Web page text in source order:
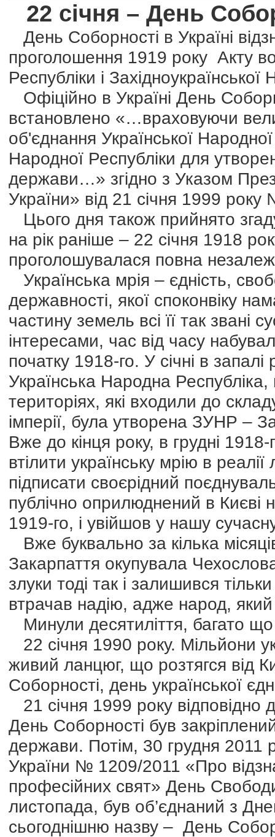
22 січня – День
День Соборності в Україні
проголошення 1919 року Акту
Республіки і
Офіційно в Україні День
встановлено «…враховуючи
об'єднання Української Народної
Народної Республіки для
держави…» згідно з Указом
України» від 21 січня 1999
Цього дня також прийнято
на рік раніше – 22 січня 1918
проголошувалася повна
Українська мрія – єдність,
державності, якої споконвіку
частину земель всі її так звані
інтересами, час від часу
початку 1918-го. У січні в
Українська Народна
територіях, які входили до
імперії, була утворена ЗУНР –
Вже до кінця року, в грудні
втілити українську мрію в
підписати своєрідний
публічно оприлюднений в Києві
1919-го, і увійшов у нашу
Вже буквально за кілька
Закарпаття окупувала
злуки тоді так і залишився
втрачав надію, адже народ,
Минули десятиліття, багато що
22 січня 1990 року. Мільйони
живий ланцюг, що розтягся від
Соборності, день української
21 січня 1999 року
День Соборності був
держави. Потім, 30 грудня 2011
України № 1209/2011 «Про
професійних свят» День
листопада, був об’єднаний з
сьогоднішню назву – День